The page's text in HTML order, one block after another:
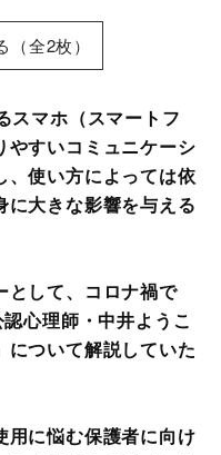
全2枚）
スマホ（スマートフ
やすいコミュニケーシ
、使い方によっては依
大きな影響を与える
として、コロナ禍で
心理師・中井ようこ
について解説していた
用に悩む保護者に向け